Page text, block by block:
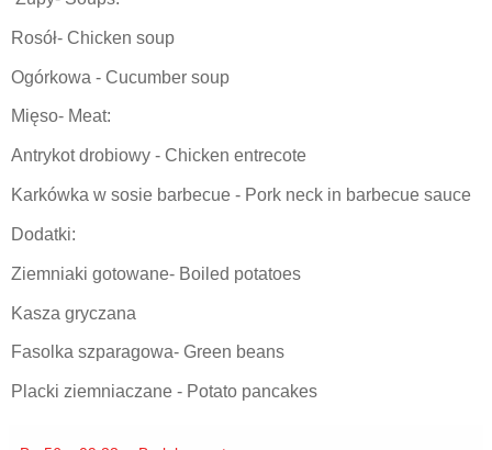
Rosół- Chicken soup
Ogórkowa - Cucumber soup
Mięso- Meat:
Antrykot drobiowy - Chicken entrecote
Karkówka w sosie barbecue - Pork neck in barbecue sauce
Dodatki:
Ziemniaki gotowane- Boiled potatoes
Kasza gryczana
Fasolka szparagowa- Green beans
Placki ziemniaczane - Potato pancakes